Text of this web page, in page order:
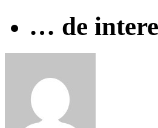
… de